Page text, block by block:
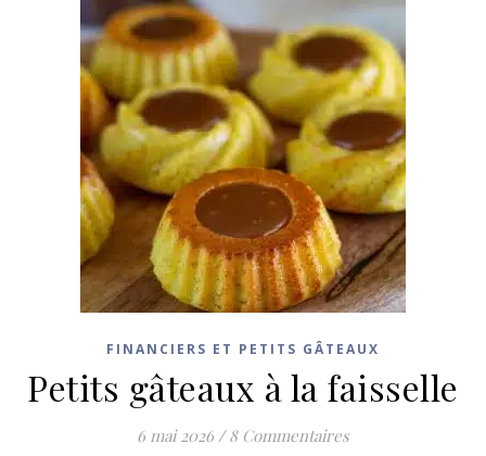
FINANCIERS ET PETITS GÂTEAUX
Petits gâteaux à la faisselle
6 mai 2026 / 8 Commentaires